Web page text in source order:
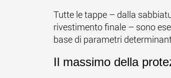
Tutte le tappe – dalla
rivestimento finale – sono
base di parametri
Il massimo della